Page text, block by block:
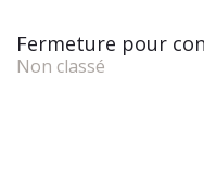
Fermeture pour
Non classé